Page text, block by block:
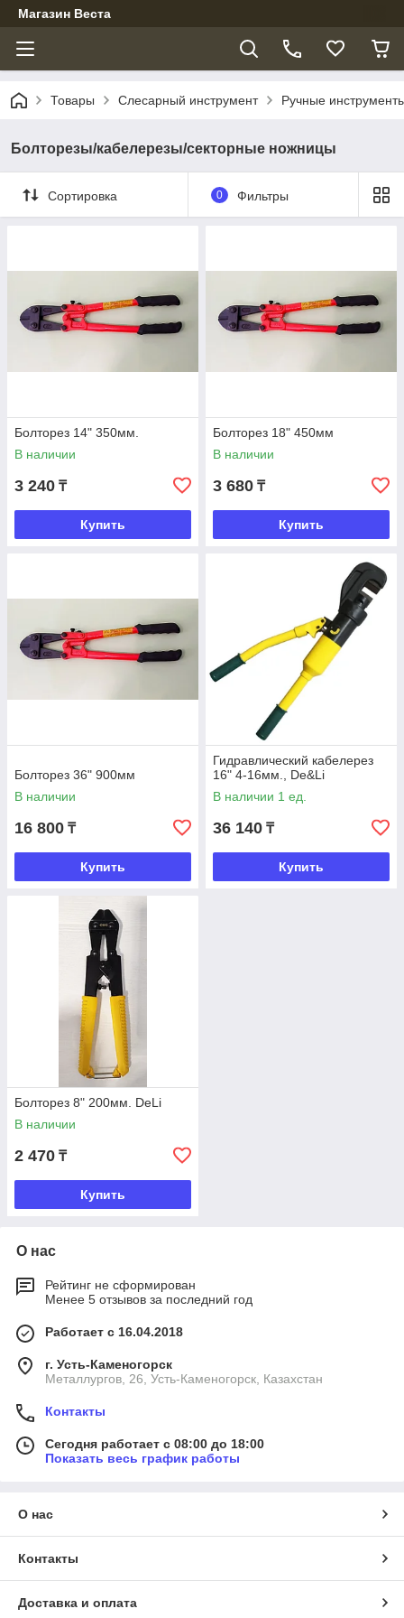
Магазин Веста
Товары Слесарный инструмент Ручные
Болторезы/кабелерезы/секторные ножницы
Сортировка 0 Фильтры
Болторез 14" 350мм.
В наличии
3 240 ₸
Купить
Болторез 18" 450мм
В наличии
3 680 ₸
Купить
Болторез 36" 900мм
В наличии
16 800 ₸
Купить
Гидравлический кабелерез
16" 4-16мм., De&Li
В наличии 1 ед.
36 140 ₸
Купить
Болторез 8" 200мм. DeLi
В наличии
2 470 ₸
Купить
О нас
Рейтинг не сформирован
Менее 5 отзывов за последний год
Работает с 16.04.2018
г. Усть-Каменогорск
Металлургов, 26, Усть-Каменогорск, Казахстан
Контакты
Сегодня работает с 08:00 до 18:00
Показать весь график работы
О нас
Контакты
Доставка и оплата